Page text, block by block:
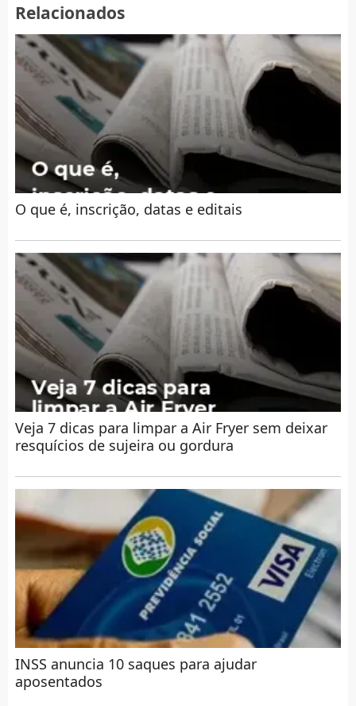
Relacionados
O que é, inscrição, datas e editais
Veja 7 dicas para limpar a Air Fryer sem deixar
resquícios de sujeira ou gordura
INSS anuncia 10 saques para ajudar
aposentados